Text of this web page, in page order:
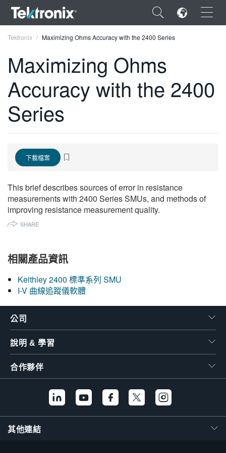
×
ENGLISH
FRANÇAIS
VIỆT NAM
日本語
한국어
Tektronix Maximizing Ohms Accuracy with the 2400 Series
Maximizing Ohms
Accuracy with the 2400
Series
下載檔案
This brief describes sources of error in resistance
measurements with 2400 Series SMUs, and methods of
improving resistance measurement quality.
SHARE
相關產品資訊
Keithley 2400 標準系列 SMU
I-V 曲線追蹤儀軟體
公司
說明 & 學習
合作夥伴
其他連結